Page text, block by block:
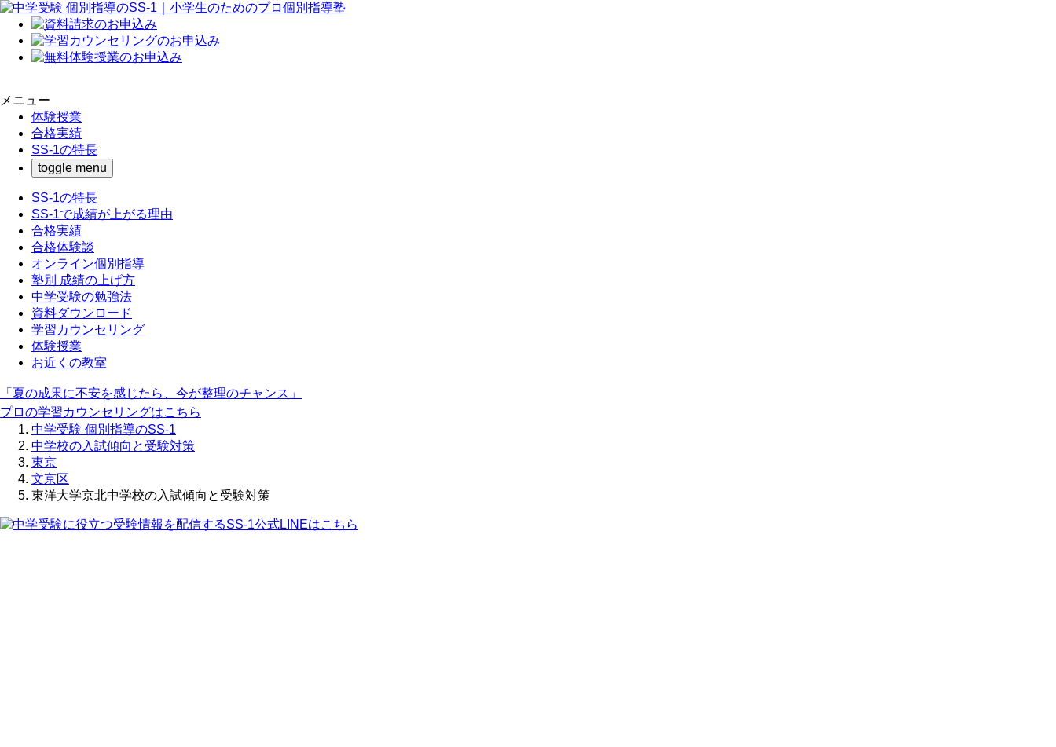
メニュー
体験授業
合格実績
SS-1の特長
toggle menu
SS-1の特長
SS-1で成績が上がる理由
合格実績
合格体験談
オンライン個別指導
塾別 成績の上げ方
中学受験の勉強法
資料ダウンロード
学習カウンセリング
体験授業
お近くの教室
「夏の成果に不安を感じたら、今が整理のチャンス」
プロの学習カウンセリングはこちら
中学受験 個別指導のSS-1
中学校の入試傾向と受験対策
東京
文京区
東洋大学京北中学校の入試傾向と受験対策